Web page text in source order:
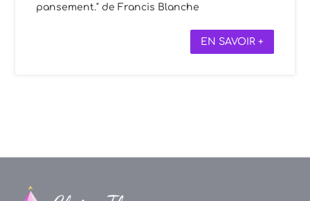
pansement." de Francis Blanche
EN SAVOIR +